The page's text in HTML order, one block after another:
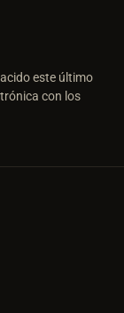
este último
con los